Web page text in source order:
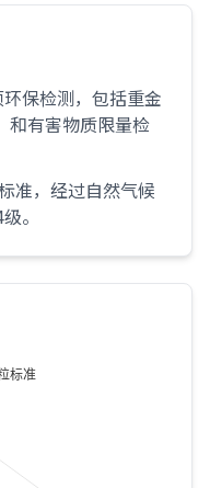
保检测，包括重金
和有害物质限量检
准，经过自然气候
。